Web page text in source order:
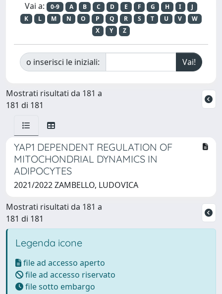
Vai a: 0-9 A B C D E F G H I
J
K
L M N O P Q R S T U V
W
X
Y Z
o inserisci le iniziali:
Mostrati risultati da 181 a
181 di 181
YAP1 DEPENDENT REGULATION OF
MITOCHONDRIAL DYNAMICS IN
ADIPOCYTES
2021/2022 ZAMBELLO, LUDOVICA
Mostrati risultati da 181 a
181 di 181
Legenda icone
file ad accesso aperto
file ad accesso riservato
file sotto embargo